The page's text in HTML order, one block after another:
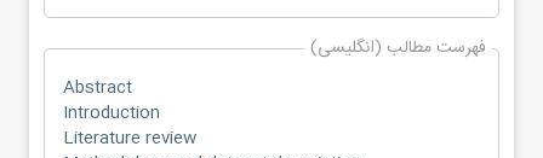
فهرست مطالب (انگلیسی)
Abstract
Introduction
Literature review